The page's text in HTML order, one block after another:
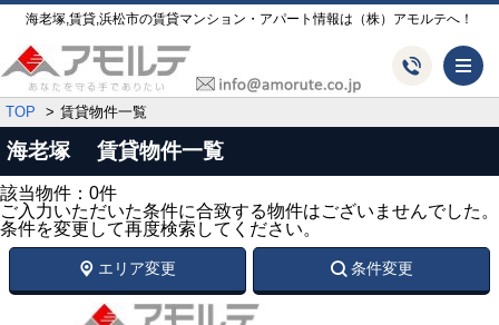
海老塚,賃貸,浜松市の賃貸マンション・アパート情報は（株）アモルテへ！
TOP 賃貸物件一覧
海老塚 賃貸物件一覧
該当物件：0件
ご入力いただいた条件に合致する物件はございませんでした。
条件を変更して再度検索してください。
エリア変更 条件変更